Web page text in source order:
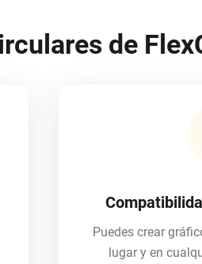
de
Puedes crear
lugar y en